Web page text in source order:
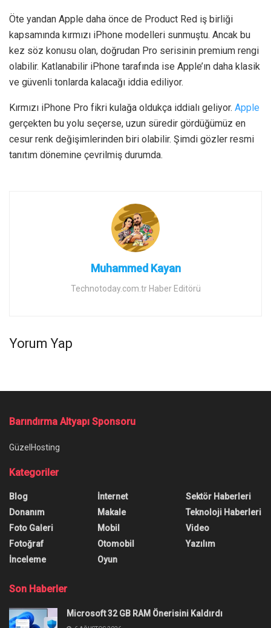
Öte yandan Apple daha önce de Product Red iş birliği
kapsamında kırmızı iPhone modelleri sunmuştu. Ancak bu
kez söz konusu olan, doğrudan Pro serisinin premium rengi
olabilir. Katlanabilir iPhone tarafında ise Apple’ın daha klasik
ve güvenli tonlarda kalacağı iddia ediliyor.
Kırmızı iPhone Pro fikri kulağa oldukça iddialı geliyor. Apple
gerçekten bu yolu seçerse, uzun süredir gördüğümüz en
cesur renk değişimlerinden biri olabilir. Şimdi gözler resmi
tanıtım dönemine çevrilmiş durumda.
Muhammed Kayan
Technotoday.com.tr Haber Editörü
Yorum Yap
Barındırma Altyapı Sponsoru
GüzelHosting
Kategoriler
Blog
Donanım
Foto Galeri
Fotoğraf
İnceleme
İnternet
Makale
Mobil
Otomobil
Oyun
Sektör Haberleri
Teknoloji Haberleri
Video
Yazılım
Son Haberler
Microsoft 32 GB RAM Önerisini Kaldırdı